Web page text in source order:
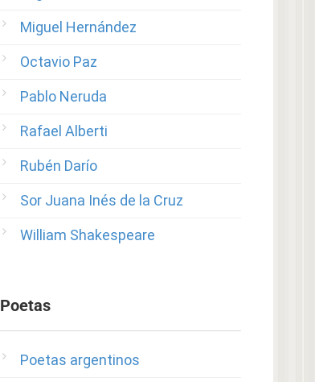
Miguel Hernández
Octavio Paz
Pablo Neruda
Rafael Alberti
Rubén Darío
Sor Juana Inés de la Cruz
William Shakespeare
Poetas
Poetas argentinos